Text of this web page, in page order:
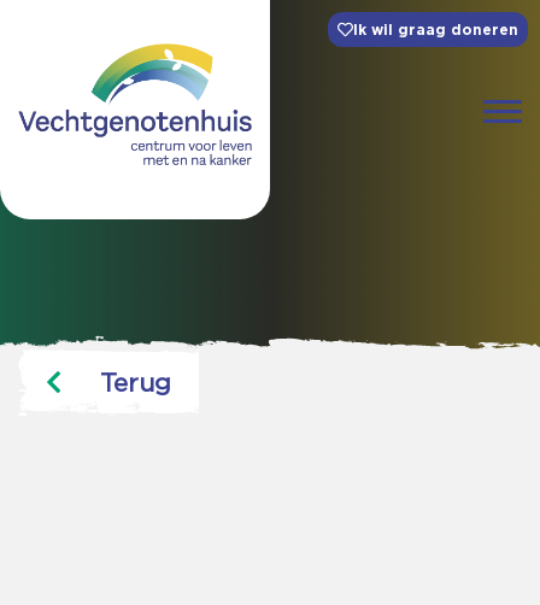
Ik wil graag doneren
Terug